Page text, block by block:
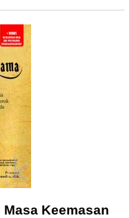
Keemasan